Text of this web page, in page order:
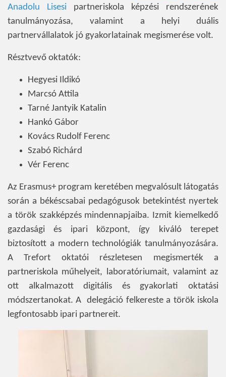
Anadolu Lisesi partneriskola képzési rendszerének
tanulmányozása, valamint a helyi duális
partnervállalatok jó gyakorlatainak megismerése volt.
Résztvevő oktatók:
Hegyesi Ildikó
Marcsó Attila
Tarné Jantyik Katalin
Hankó Gábor
Kovács Rudolf Ferenc
Szabó Richárd
Vér Ferenc
Az Erasmus+ program keretében megvalósult látogatás
során a békéscsabai pedagógusok betekintést nyertek
a török szakképzés mindennapjaiba. Izmit kiemelkedő
gazdasági és ipari központ, így kiváló terepet
biztosított a modern technológiák tanulmányozására.
A Trefort oktatói részletesen megismerték a
partneriskola műhelyeit, laboratóriumait, valamint az
ott alkalmazott digitális és gyakorlati oktatási
módszertanokat. A delegáció felkereste a török iskola
legfontosabb ipari partnereit.